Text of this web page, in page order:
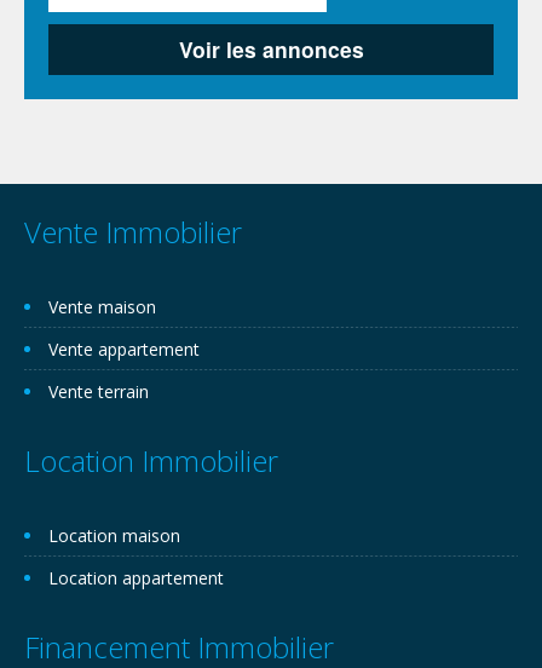
Vente Immobilier
Vente maison
Vente appartement
Vente terrain
Location Immobilier
Location maison
Location appartement
Financement Immobilier